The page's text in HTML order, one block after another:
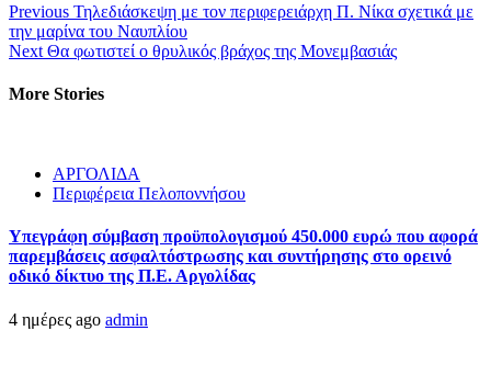
Previous Τηλεδιάσκεψη με τον περιφερειάρχη Π. Νίκα σχετικά με
την μαρίνα του Ναυπλίου
Next Θα φωτιστεί ο θρυλικός βράχος της Μονεμβασιάς
More Stories
ΑΡΓΟΛΙΔΑ
Περιφέρεια Πελοποννήσου
Υπεγράφη σύμβαση προϋπολογισμού 450.000 ευρώ που αφορά
παρεμβάσεις ασφαλτόστρωσης και συντήρησης στο ορεινό
οδικό δίκτυο της Π.Ε. Αργολίδας
4 ημέρες ago admin